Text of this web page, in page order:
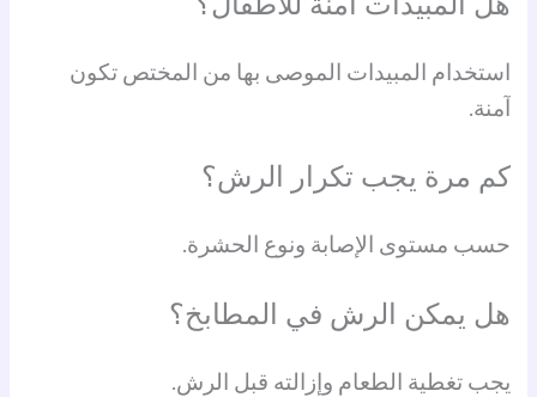
استخدام المبيدات الموصى بها من المختص تكون
آمنة.
كم مرة يجب تكرار الرش؟
حسب مستوى الإصابة ونوع الحشرة.
هل يمكن الرش في المطابخ؟
يجب تغطية الطعام وإزالته قبل الرش.